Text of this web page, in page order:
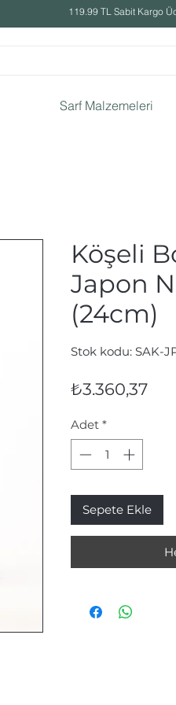
119.99 TL Sabit Kargo
Sarf Malzemeleri
Köşeli
Japon
(24cm)
Stok kodu: SAK-
₺3.360,37
Adet *
Sepete Ekle